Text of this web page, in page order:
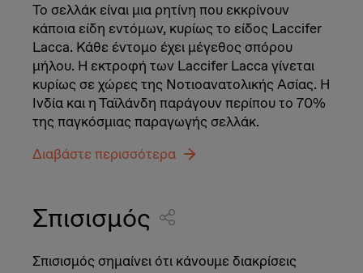
Το σελλάκ είναι μια ρητίνη που εκκρίνουν
κάποια είδη εντόμων, κυρίως το είδος Laccifer
Lacca. Κάθε έντομο έχει μέγεθος σπόρου
μήλου. Η εκτροφή των Laccifer Lacca γίνεται
κυρίως σε χώρες της Νοτιοανατολικής Ασίας. Η
Ινδία και η Ταϊλάνδη παράγουν περίπου το 70%
της παγκόσμιας παραγωγής σελλάκ.
Διαβάστε περισσότερα
Σπισισμός
Σπισισμός σημαίνει ότι κάνουμε διακρίσεις